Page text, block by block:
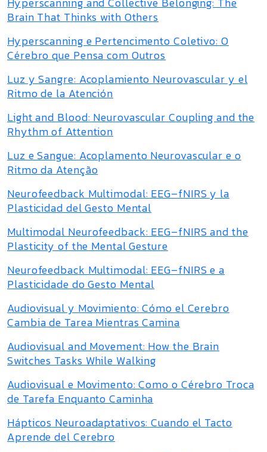
Brain That Thinks with Others
Hyperscanning e Pertencimento Coletivo: O
Cérebro que Pensa com Outros
Luz y Sangre: Acoplamiento Neurovascular y el
Ritmo de la Atención
Light and Blood: Neurovascular Coupling and the
Rhythm of Attention
Luz e Sangue: Acoplamento Neurovascular e o
Ritmo da Atenção
Neurofeedback Multimodal: EEG–fNIRS y la
Plasticidad del Gesto Mental
Multimodal Neurofeedback: EEG–fNIRS and the
Plasticity of the Mental Gesture
Neurofeedback Multimodal: EEG–fNIRS e a
Plasticidade do Gesto Mental
Audiovisual y Movimiento: Cómo el Cerebro
Cambia de Tarea Mientras Camina
Audiovisual and Movement: How the Brain
Switches Tasks While Walking
Audiovisual e Movimento: Como o Cérebro Troca
de Tarefa Enquanto Caminha
Hápticos Neuroadaptativos: Cuando el Tacto
Aprende del Cerebro